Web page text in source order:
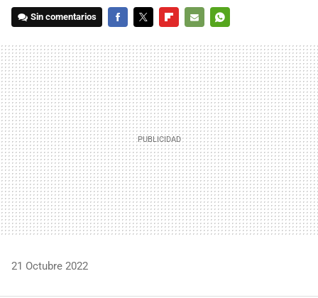
Sin comentarios
MAIL
21 Octubre 2022